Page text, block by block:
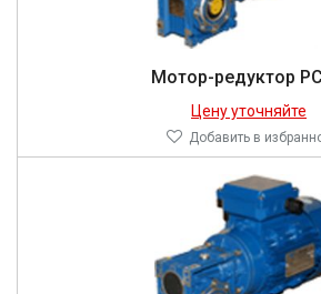
Мотор-редуктор
Цену уточняйте
Добавить в